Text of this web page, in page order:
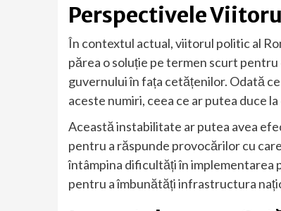
Perspectivele
În contextul actual, viitorul politic al
părea o soluție pe termen scurt
guvernului în fața cetățenilor. Odată
aceste numiri, ceea ce ar putea duce
Această instabilitate ar putea avea
pentru a răspunde provocărilor cu
întâmpina dificultăți în implementarea
pentru a îmbunătăți infrastructura